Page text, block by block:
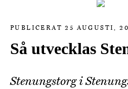
PUBLICERAT 25 AUGUSTI,
Så utvecklas
Stenungstorg i